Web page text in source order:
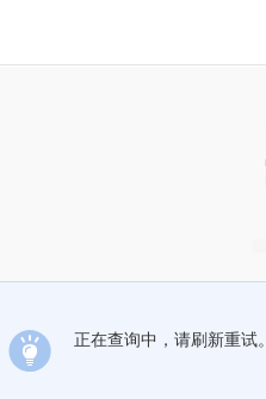
正在查询中，请刷新重试。